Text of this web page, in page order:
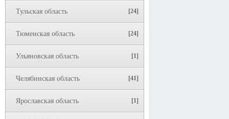
Тульская область [24]
Тюменская область [24]
Ульяновская область [1]
Челябинская область [41]
Ярославская область [1]